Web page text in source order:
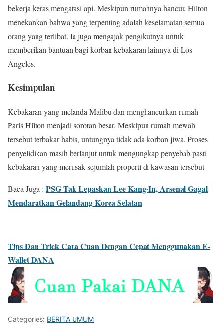
bekerja keras mengatasi api. Meskipun rumahnya hancur, Hilton
menekankan bahwa yang terpenting adalah keselamatan semua
orang yang terlibat. Ia juga mengajak pengikutnya untuk
memberikan bantuan bagi korban kebakaran lainnya di Los
Angeles.
Kesimpulan
Kebakaran yang melanda Malibu dan menghancurkan rumah
Paris Hilton menjadi sorotan besar. Meskipun rumah mewah
tersebut terbakar habis, untungnya tidak ada korban jiwa. Proses
penyelidikan masih berlanjut untuk mengungkap penyebab pasti
kebakaran yang merusak sejumlah properti di kawasan tersebut
Baca Juga : PSG Tak Lepaskan Lee Kang-In, Arsenal Gagal
Mendaratkan Gelandang Korea Selatan
Tips Dan Trick Cara Cuan Dengan Cepat Menggunakan E-
Wallet DANA
Categories: BERITA UMUM